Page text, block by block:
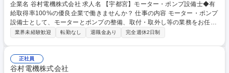
企業名 谷村電機株式会社 求人名 【宇都宮】モーター・ポンプ設備士◆有
給取得率100%の優良企業で働きませんか？ 仕事の内容 モーター・ポンプ
設備士として、モーターとポンプの整備、取付・取外し等の業務をお任せ
いたします。 インフラを支える施設で使われるモーター・ポンプの安定稼
ができています。未経験からでもしっかりとスキルを身に付けることが可
能です。またほとんどの案件が元請なので厳しい納期に追われることはあ
業界未経験歓迎 転勤なし 退職金あり 完全週休2日制
正社員
谷村電機株式会社